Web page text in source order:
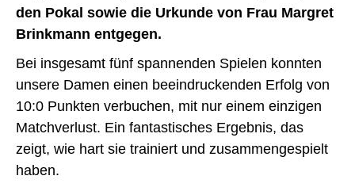
den Pokal sowie die Urkunde von Frau Margret
Brinkmann entgegen.
Bei insgesamt fünf spannenden Spielen konnten
unsere Damen einen beeindruckenden Erfolg von
10:0 Punkten verbuchen, mit nur einem einzigen
Matchverlust. Ein fantastisches Ergebnis, das
zeigt, wie hart sie trainiert und zusammengespielt
haben.